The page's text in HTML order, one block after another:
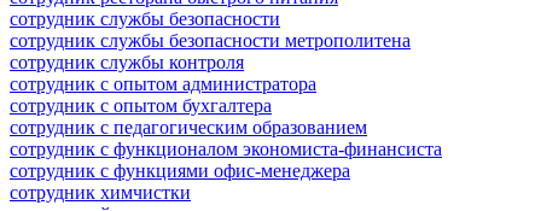
сотрудник службы безопасности
сотрудник службы безопасности метрополитена
сотрудник службы контроля
сотрудник с опытом администратора
сотрудник с опытом бухгалтера
сотрудник с педагогическим образованием
сотрудник с функционалом экономиста-финансиста
сотрудник с функциями офис-менеджера
сотрудник химчистки